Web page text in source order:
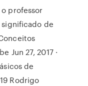
professor
de
Jun 27, 2017 ·
de
Rodrigo